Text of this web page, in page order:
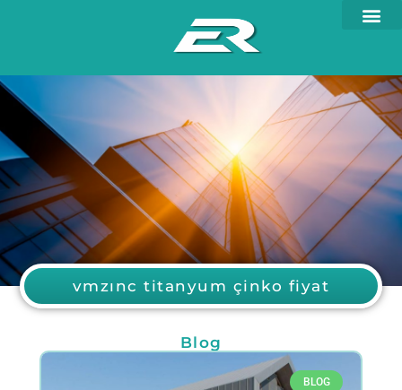
vmzınc titanyum çinko fiyat
Blog
BLOG